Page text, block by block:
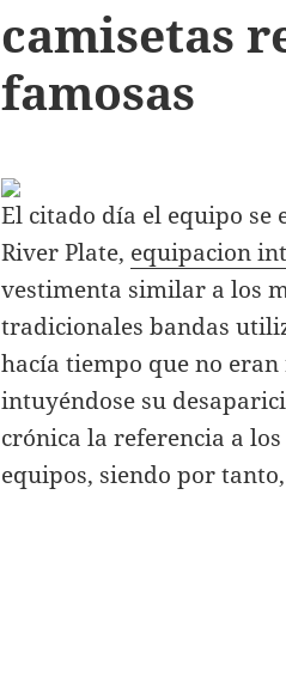
camisetas
famosas
El citado día el equipo
River Plate, equipacion
vestimenta similar a los
tradicionales bandas
hacía tiempo que no
intuyéndose su
crónica la referencia a
equipos, siendo por